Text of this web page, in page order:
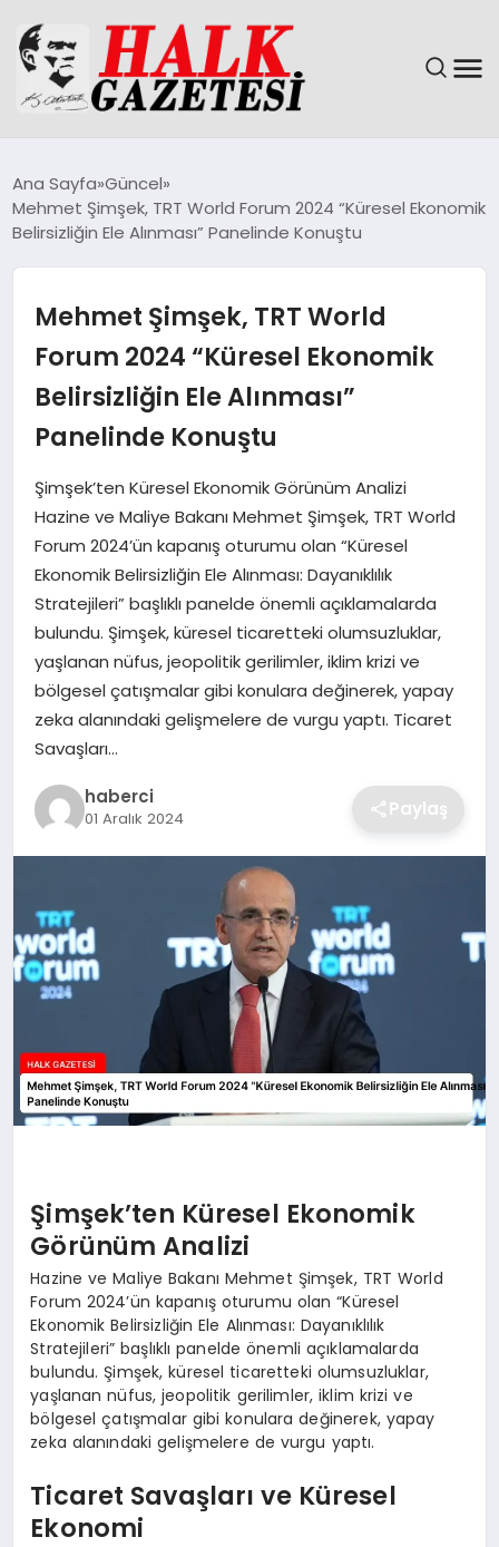
DÜNYA
MAGAZIN
SIYASET
SPOR
TEKNOLOJI
YAŞAM
Ana Sayfa Güncel
Mehmet Şimşek, TRT World Forum 2024 “Küresel Ekonomik
Belirsizliğin Ele Alınması” Panelinde Konuştu
Mehmet Şimşek, TRT World
Forum 2024 “Küresel Ekonomik
Belirsizliğin Ele Alınması”
Panelinde Konuştu
Şimşek’ten Küresel Ekonomik Görünüm Analizi
Hazine ve Maliye Bakanı Mehmet Şimşek, TRT World
Forum 2024’ün kapanış oturumu olan “Küresel
Ekonomik Belirsizliğin Ele Alınması: Dayanıklılık
Stratejileri” başlıklı panelde önemli açıklamalarda
bulundu. Şimşek, küresel ticaretteki olumsuzluklar,
yaşlanan nüfus, jeopolitik gerilimler, iklim krizi ve
bölgesel çatışmalar gibi konulara değinerek, yapay
zeka alanındaki gelişmelere de vurgu yaptı. Ticaret
Savaşları…
haberci
01 Aralık 2024 Paylaş
Şimşek’ten Küresel Ekonomik
Görünüm Analizi
Hazine ve Maliye Bakanı Mehmet Şimşek, TRT World
Forum 2024’ün kapanış oturumu olan “Küresel
Ekonomik Belirsizliğin Ele Alınması: Dayanıklılık
Stratejileri” başlıklı panelde önemli açıklamalarda
bulundu. Şimşek, küresel ticaretteki olumsuzluklar,
yaşlanan nüfus, jeopolitik gerilimler, iklim krizi ve
bölgesel çatışmalar gibi konulara değinerek, yapay
zeka alanındaki gelişmelere de vurgu yaptı.
Ticaret Savaşları ve Küresel
Ekonomi